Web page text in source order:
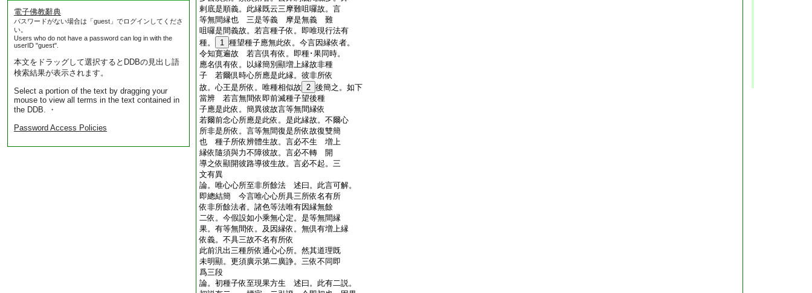
電子佛教辭典
パスワードがない場合は「guest」でログインしてくださ
い。
Users who do not have a password can log in with the
userID "guest".
本文をドラッグして選択するとDDBの見出し語
検索結果が表示されます。
Select a portion of the text by dragging your
mouse to view all terms in the text contained in
the DDB. ・
Password Access Policies
剌底是順義。此縁既云三摩難咀囉故。言
等無間縁也 三是等義 摩是無義 難
咀囉是間義故。若言種子依。即唯現行法有
種。
1 種望種子應無此依。今言因縁依者。
令知寛遍故 若言倶有依。即種･果同時。
應名倶有依。以縁簡別顯増上縁故非種
子 若爾倶時心所應是此縁。彼非所依
故。心王是所依。唯種相似故 2 後簡之。如下
當辨 若言無間依即前滅種子望後種
子應是此依。簡異彼故言等無間縁依
若爾前念心所應是此依。是此縁故。不爾心
所非是所依。言等無間復是所依故復雙簡
也 種子所依辨體生故。言必不生 増上
縁依隨須與力不障彼故。言必不轉 開
導之依顯開彼路導彼生故。言必不起。三
文有異
論。唯心心所至非所餘法 述曰。此言可解。
即總結簡 今言唯心心所具三所依名有所
依非所餘法者。諸色等法唯有因縁無餘
二依。今假設如小乘無心定。是等無間縁
果。有等無間依。及因縁依。無倶有増上縁
依義。不具三故不名有所依
此前汎出三種所依通心心所。然其道理既
未明顯。更須廣示第二廣諍。三依不同即
爲三段
論。初種子依至現果方生 述曰。此有二説。